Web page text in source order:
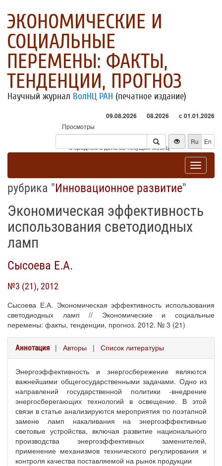
ЭКОНОМИЧЕСКИЕ И
СОЦИАЛЬНЫЕ
ПЕРЕМЕНЫ: ФАКТЫ,
ТЕНДЕНЦИИ, ПРОГНОЗ
Научный журнал ВолНЦ РАН (печатное издание)
09.08.2026 08.2026 с 01.01.2026
Просмотры
Посетители
* - в среднем в день за текущий месяц
Ru En
Toggle
рубрика "Инновационное развитие"
Экономическая эффективность
использования светодиодных
ламп
Сысоева Е.А.
№3 (21), 2012
Сысоева Е.А. Экономическая эффективность использования
светодиодных ламп // Экономические и социальные
перемены: факты, тенденции, прогноз. 2012. № 3 (21)
Аннотация | Авторы | Список литературы
Энергоэффективность и энергосбережение являются
важнейшими общегосударственными задачами. Одно из
направлений государственной политики -внедрение
энергосберегающих технологий в освещение. В этой
связи в статье анализируются мероприятия по поэтапной
замене ламп накаливания на энергоэффективные
световые устройства, включая развитие национального
производства энергоэффективных заменителей,
применение механизмов технического регулирования и
контроля качества поставляемой на рынок продукции